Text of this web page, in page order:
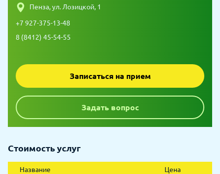
Пенза, ул. Лозицкой, 1
+7 927-375-13-48
8 (8412) 45-54-55
Записаться на прием
Задать вопрос
Стоимость услуг
Название Цена